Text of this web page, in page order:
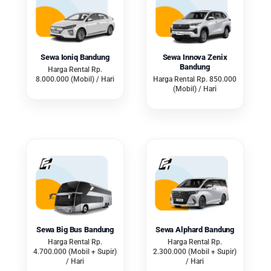
terdapat seat belt sebagai
perlindungan diri. Saat membawa
anak kecil naik Hiace Commuter
untuk ikut berziarah, Anda juga
tidak perlu khawatir. Merk ini
2. Hiace Premio
Standar
Jika penumpang tidak sampai 14
orang, Anda bisa
sewa mobil ziarah
Wali Songo Bandung
merk Hiace
Premio Standar. Jenis ini berbeda
Sewa Ioniq Bandung
Harga Rental Rp.
8.000.000 (Mobil) / Hari
Sewa Innova Zenix
Bandung
Harga Rental Rp. 850.000
(Mobil) / Hari
Sewa Big Bus Bandung
Harga Rental Rp.
4.700.000 (Mobil + Supir)
/ Hari
Sewa Alphard Bandung
Harga Rental Rp.
2.300.000 (Mobil + Supir)
/ Hari